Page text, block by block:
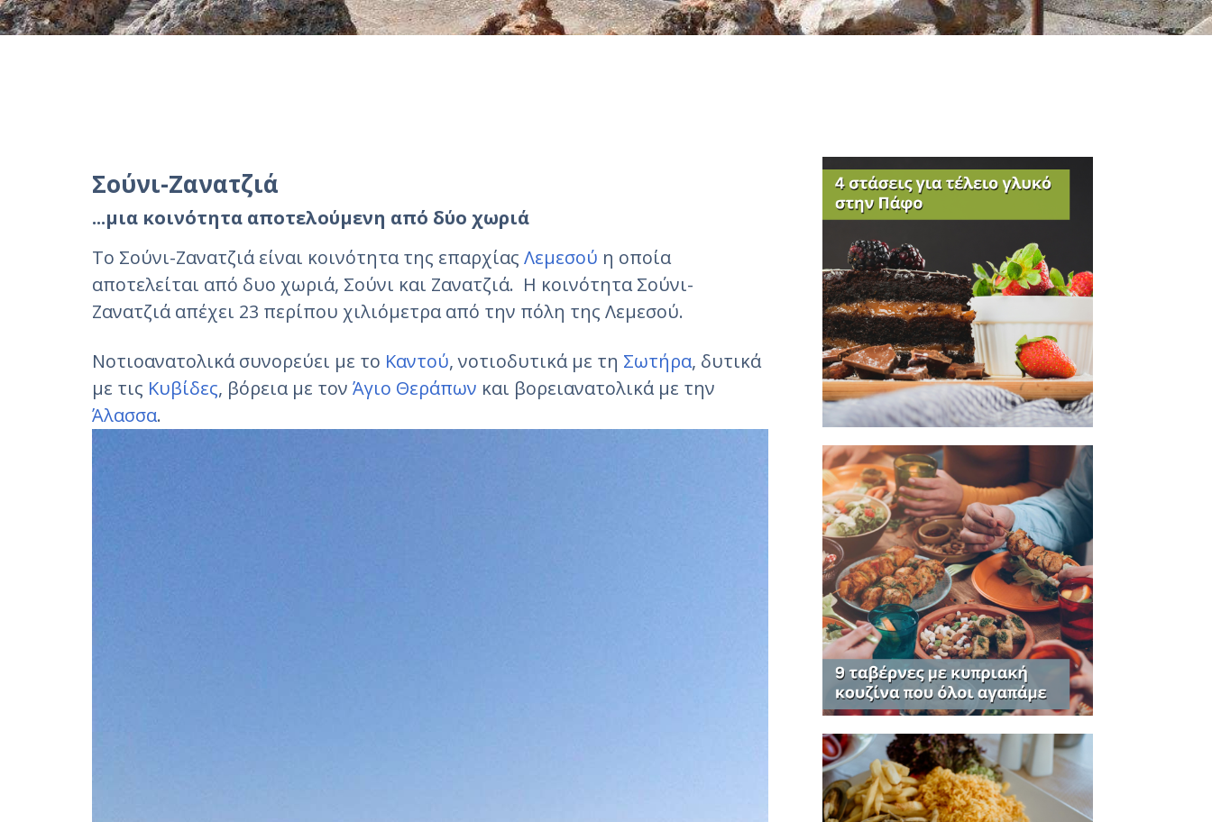
Σούνι-Ζανατζιά
...μια κοινότητα αποτελούμενη από δύο χωριά
Το Σούνι-Ζανατζιά είναι κοινότητα της επαρχίας Λεμεσού η οποία
αποτελείται από δυο χωριά, Σούνι και Ζανατζιά. Η κοινότητα Σούνι-
Ζανατζιά απέχει 23 περίπου χιλιόμετρα από την πόλη της Λεμεσού.
Νοτιοανατολικά συνορεύει με το Καντού, νοτιοδυτικά με τη Σωτήρα, δυτικά
με τις Κυβίδες, βόρεια με τον Άγιο Θεράπων και βορειανατολικά με την
Άλασσα.